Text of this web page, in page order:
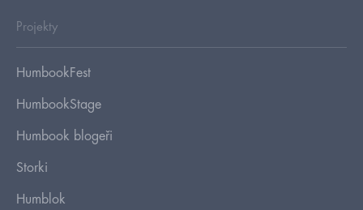
Projekty
HumbookFest
HumbookStage
Humbook blogeři
Storki
Humblok